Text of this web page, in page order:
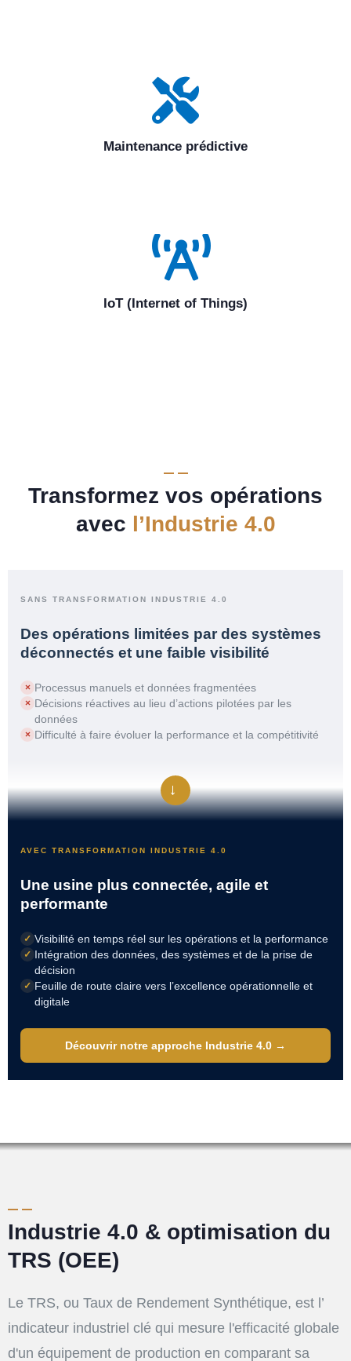
Maintenance prédictive
IoT (Internet of Things)
Transformez vos opérations
avec
l’Industrie 4.0
SANS TRANSFORMATION INDUSTRIE 4.0
Des opérations limitées par des systèmes
déconnectés et une faible visibilité
× Processus manuels et données fragmentées
× Décisions réactives au lieu d’actions pilotées par les
données
× Difficulté à faire évoluer la performance et la compétitivité
→
AVEC TRANSFORMATION INDUSTRIE 4.0
Une usine plus connectée, agile et
performante
✓ Visibilité en temps réel sur les opérations et la performance
✓ Intégration des données, des systèmes et de la prise de
décision
✓ Feuille de route claire vers l’excellence opérationnelle et
digitale
Découvrir notre approche Industrie 4.0 →
Industrie 4.0 & optimisation du
TRS (OEE)
Le TRS, ou Taux de Rendement Synthétique, est l’
indicateur industriel clé qui mesure l'efficacité globale
d'un équipement de production en comparant sa